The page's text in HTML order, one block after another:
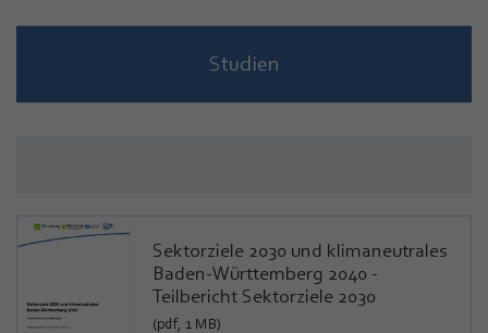
Studien
Sektorziele 2030 und klimaneutrales
Baden-Württemberg 2040 -
Teilbericht Sektorziele 2030
(pdf, 1 MB)